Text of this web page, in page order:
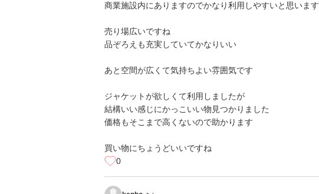
商業施設内にありますのでかなり利用しやすいと思います
売り場広いですね
品ぞろえも充実していてかなりいい
あと空間が広くて気持ちよい雰囲気です
ジャケットが欲しくて利用しましたが
結構いい感じにかっこいい物見つかりました
価格もそこまで高くないので助かります
買い物にちょうどいいですね
0